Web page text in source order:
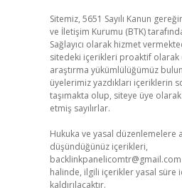
Sitemiz, 5651 Sayılı Kanun
ve İletişim Kurumu (BTK)
Sağlayıcı olarak hizmet
sitedeki içerikleri proaktif olarak
araştırma yükümlülüğümüz
üyelerimiz yazdıkları içeriklerin
taşımakta olup, siteye üye
etmiş sayılırlar.
Hukuka ve yasal düzenlemelere
düşündüğünüz içerikleri,
backlinkpanelicomtr@gmail.com
halinde, ilgili içerikler yasal süre
kaldırılacaktır.